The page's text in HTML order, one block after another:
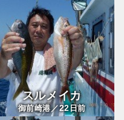
スルメイカ
御前崎港／22日前